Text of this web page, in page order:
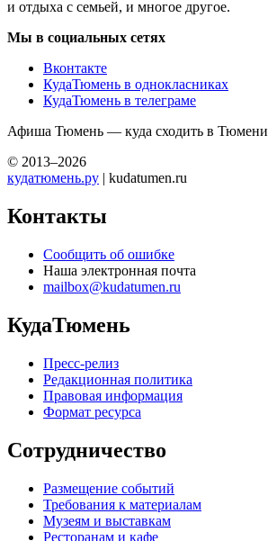
и отдыха с семьей, и многое другое.
Мы в социальных сетях
Вконтакте
КудаТюмень в однокласниках
КудаТюмень в телеграме
Афиша Тюмень — куда сходить в Тюмени
© 2013–2026
кудатюмень.ру | kudatumen.ru
Контакты
Сообщить об ошибке
Наша электронная почта
mailbox@kudatumen.ru
КудаТюмень
Пресс-релиз
Редакционная политика
Правовая информация
Формат ресурса
Сотрудничество
Размещение событий
Требования к материалам
Музеям и выставкам
Ресторанам и кафе